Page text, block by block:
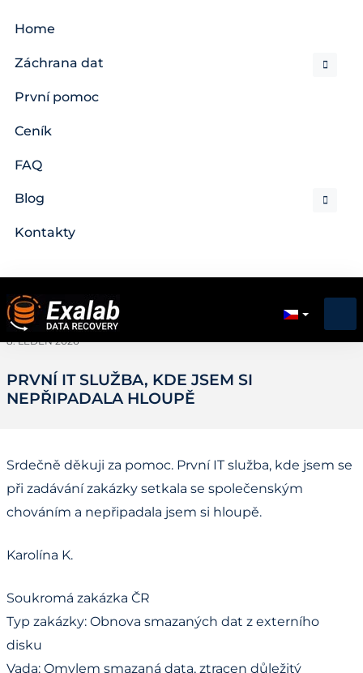
Home
Záchrana dat
První pomoc
Ceník
FAQ
Blog
Kontakty
8. LEDEN 2026
PRVNÍ IT SLUŽBA, KDE JSEM SI
NEPŘIPADALA HLOUPĚ
Srdečně děkuji za pomoc. První IT služba, kde jsem se
při zadávání zakázky setkala se společenským
chováním a nepřipadala jsem si hloupě.
Karolína K.
Soukromá zakázka ČR
Typ zakázky: Obnova smazaných dat z externího
disku
Vada: Omylem smazaná data, ztracen důležitý